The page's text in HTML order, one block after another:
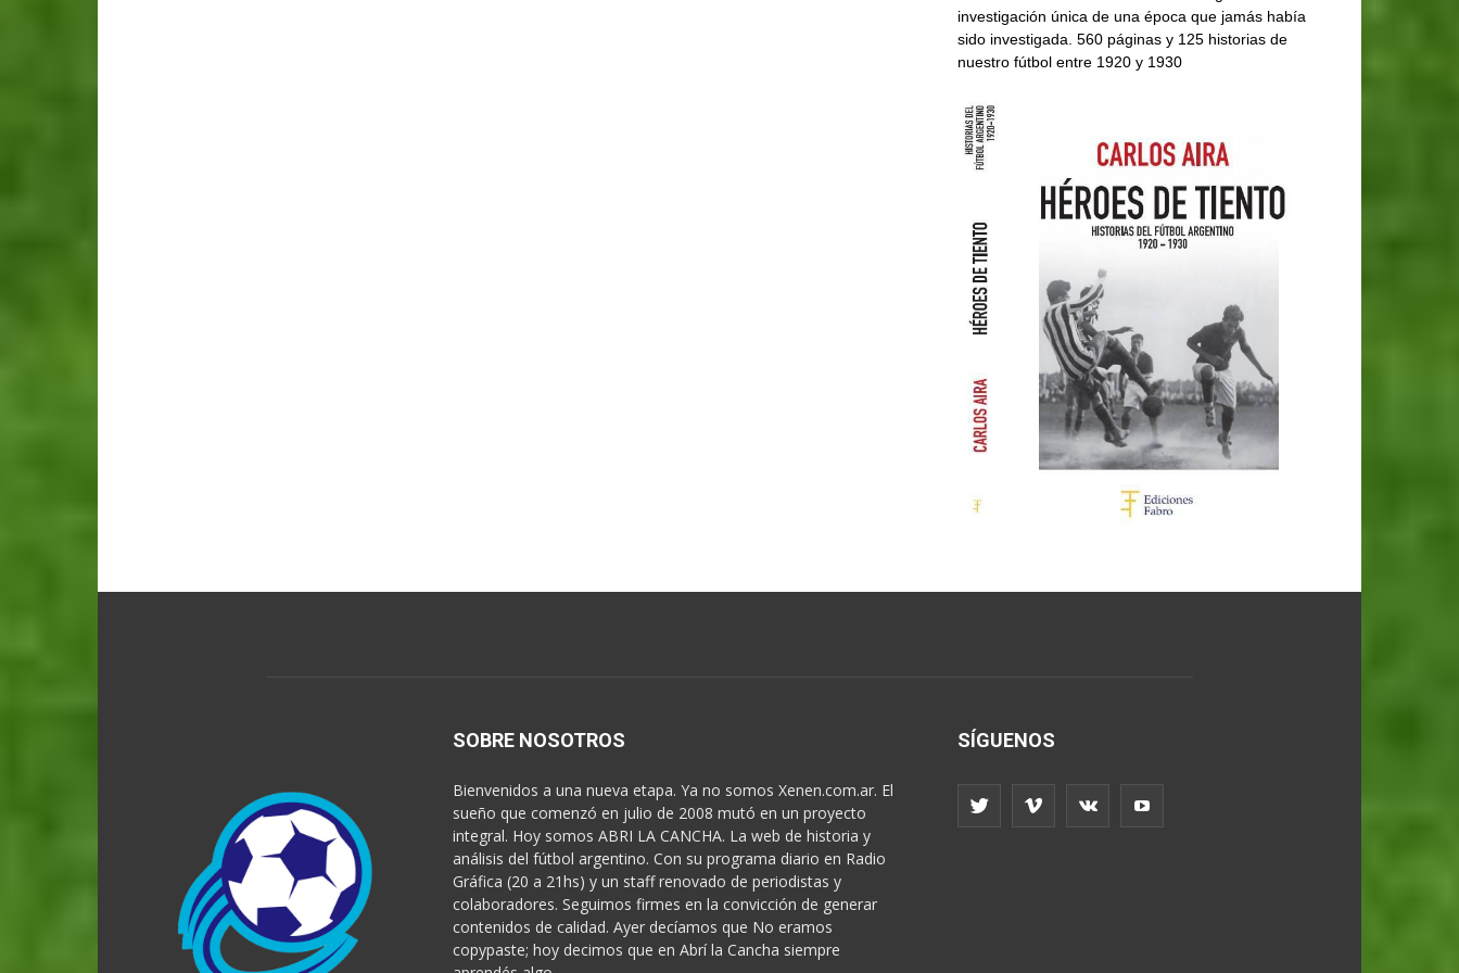
investigación única de una época que jamás había
sido investigada. 560 páginas y 125 historias de
nuestro fútbol entre 1920 y 1930
SOBRE NOSOTROS
Bienvenidos a una nueva etapa. Ya no somos Xenen.com.ar. El
sueño que comenzó en julio de 2008 mutó en un proyecto
integral. Hoy somos ABRI LA CANCHA. La web de historia y
análisis del fútbol argentino. Con su programa diario en Radio
Gráfica (20 a 21hs) y un staff renovado de periodistas y
colaboradores. Seguimos firmes en la convicción de generar
contenidos de calidad. Ayer decíamos que No eramos
copypaste; hoy decimos que en Abrí la Cancha siempre
SÍGUENOS